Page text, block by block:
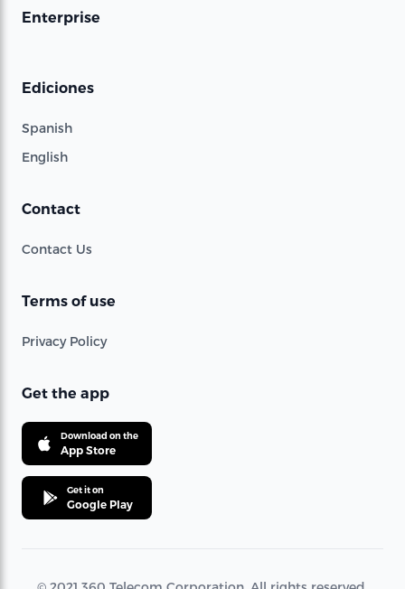
Enterprise
Ediciones
Spanish
English
Contact
Contact Us
Terms of use
Privacy Policy
Get the app
Download on the
App Store
Get it on
Google Play